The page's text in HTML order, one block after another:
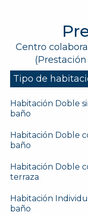
Centro
Tipo de
Habitación Doble
baño
Habitación Doble
baño
Habitación Doble
terraza
Habitación
baño